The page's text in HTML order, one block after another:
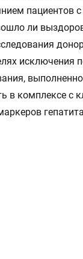
пациентов
ли
исключения
в комплексе с